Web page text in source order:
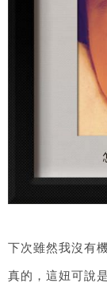
下次雖然我沒有
真的，這妞可說